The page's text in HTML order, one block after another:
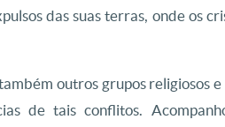
das suas terras, onde os
outros grupos religiosos
de tais conflitos.